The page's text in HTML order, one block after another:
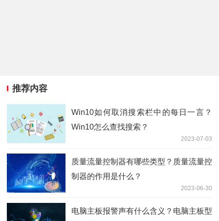
推荐内容
Win10如何取消搜索栏中的每日一言？
Win10怎么查找搜索？
2023-07-03
质量流量控制器有哪些类型？质量流量控
制器的作用是什么？
2023-06-30
电脑主板报警声有什么含义？电脑主板型